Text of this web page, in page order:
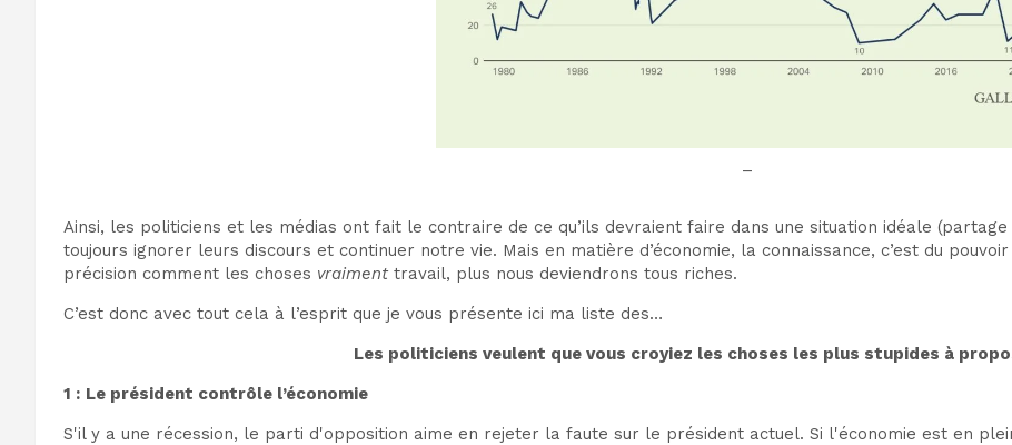
–
Ainsi, les politiciens et les médias ont fait le contraire de ce qu’ils devraient faire dans une situation idéale
toujours ignorer leurs discours et continuer notre vie. Mais en matière d’économie, la connaissance, c’est du
précision comment les choses vraiment travail, plus nous deviendrons tous riches.
C’est donc avec tout cela à l’esprit que je vous présente ici ma liste des…
Les politiciens veulent que vous croyiez les choses les plus stupides à
1 : Le président contrôle l’économie
S'il y a une récession, le parti d'opposition aime en rejeter la faute sur le président actuel. Si l'économie est en